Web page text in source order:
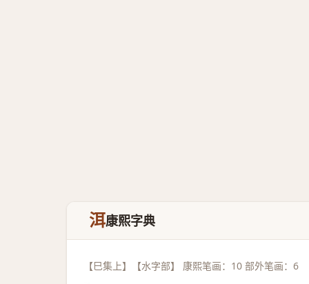
洱康熙字典
【巳集上】【水字部】 康熙笔画：10 部外笔画：6